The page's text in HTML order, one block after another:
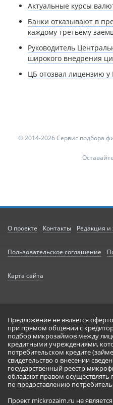
Актуальные курсы
Банки отказывают в
каждому третьему
Руководитель
широкого внедрения
ЦБ отозвал лицензию
© 2014-2026 Сервис подбора
О проекте Контакты Редакция и
Пользовательское соглашение
Карта сайта
Предложение не является
при прямом общении с
подбор микрозаймов между
кредитными учреждениями,
потребительском кредите
свидетельство о внесении
государственный реестр
обладают правом осуществлять
по предоставлению
Проект mickrozaim.ru не